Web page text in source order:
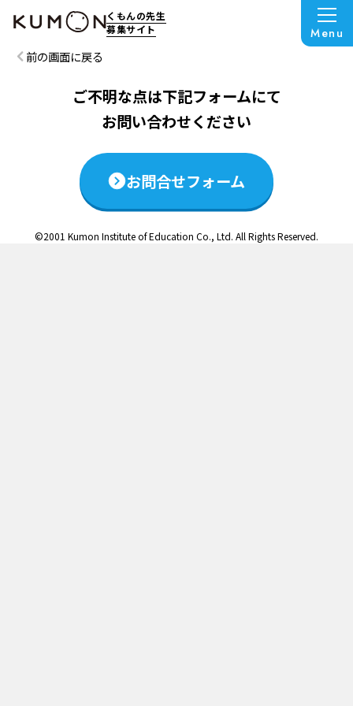
くもんの先生
募集サイト
Menu
この説明会は終了いたしました
前の画面に戻る
ご不明な点は下記フォームにて
お問い合わせください
お問合せフォーム
©2001 Kumon Institute of Education Co., Ltd. All Rights Reserved.